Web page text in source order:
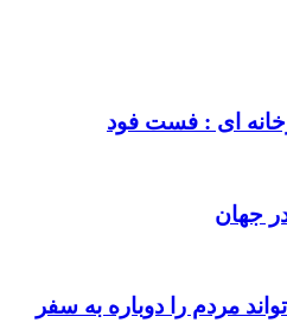
ای : فست فود
جهان
مردم را دوباره به سفر